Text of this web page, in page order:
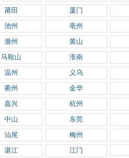
莆田 厦门
池州 亳州
滁州 黄山
马鞍山 淮南
温州 义乌
衢州 金华
嘉兴 杭州
中山 东莞
汕尾 梅州
湛江 江门